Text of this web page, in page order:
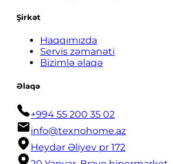
Şirkət
Haqqımızda
Servis zəmanəti
Bizimlə əlaqə
Əlaqə
+994 55 200 35 02
info@texnohome.az
Heydər Əliyev pr 172